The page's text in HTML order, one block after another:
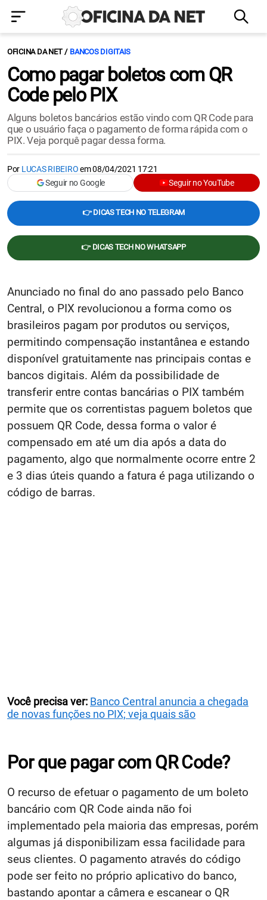
OFICINA DA NET BANCOS DIGITAIS
Como pagar boletos com QR
Code pelo PIX
Alguns boletos bancários estão vindo com QR Code para
que o usuário faça o pagamento de forma rápida com o
PIX. Veja porquê pagar dessa forma.
Por LUCAS RIBEIROem08/04/2021 17:21
Seguir no Google
Seguir no YouTube
👉 DICAS TECH NO TELEGRAM
👉 DICAS TECH NO WHATSAPP
Anunciado no final do ano passado pelo Banco
Central, o PIX revolucionou a forma como os
brasileiros pagam por produtos ou serviços,
permitindo compensação instantânea e estando
disponível gratuitamente nas principais contas e
bancos digitais. Além da possibilidade de
transferir entre contas bancárias o PIX também
permite que os correntistas paguem boletos que
possuem QR Code, dessa forma o valor é
compensado em até um dia após a data do
pagamento, algo que normalmente ocorre entre 2
e 3 dias úteis quando a fatura é paga utilizando o
código de barras.
Você precisa ver: Banco Central anuncia a chegada
de novas funções no PIX; veja quais são
Por que pagar com QR Code?
O recurso de efetuar o pagamento de um boleto
bancário com QR Code ainda não foi
implementado pela maioria das empresas, porém
algumas já disponibilizam essa facilidade para
seus clientes. O pagamento através do código
pode ser feito no próprio aplicativo do banco,
bastando apontar a câmera e escanear o QR